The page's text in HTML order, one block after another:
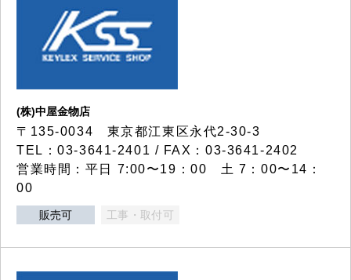
(株)中屋金物店
〒135-0034 東京都江東区永代2-30-3
TEL：03-3641-2401 / FAX：03-3641-2402
営業時間：平日 7:00〜19：00 土 7：00〜14：
00
販売可 工事・取付可